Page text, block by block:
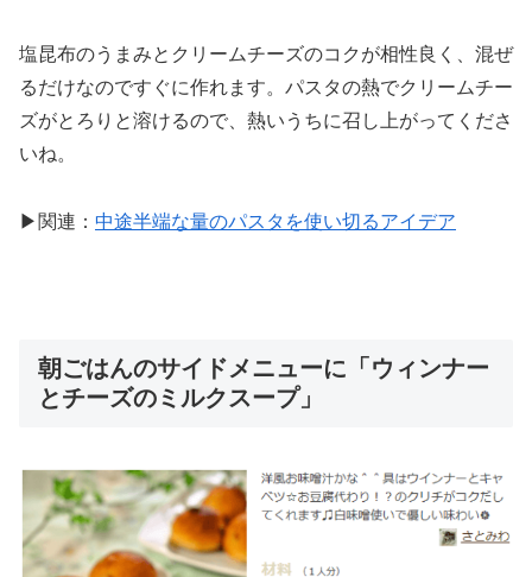
塩昆布のうまみとクリームチーズのコクが相性良く、混ぜ
るだけなのですぐに作れます。パスタの熱でクリームチー
ズがとろりと溶けるので、熱いうちに召し上がってくださ
いね。
▶関連： 中途半端な量のパスタを使い切るアイデア
朝ごはんのサイドメニューに「ウィンナー
とチーズのミルクスープ」